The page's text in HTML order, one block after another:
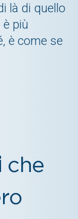
là di quello
più
è come se
che